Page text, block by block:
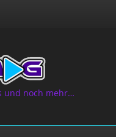
und noch mehr…